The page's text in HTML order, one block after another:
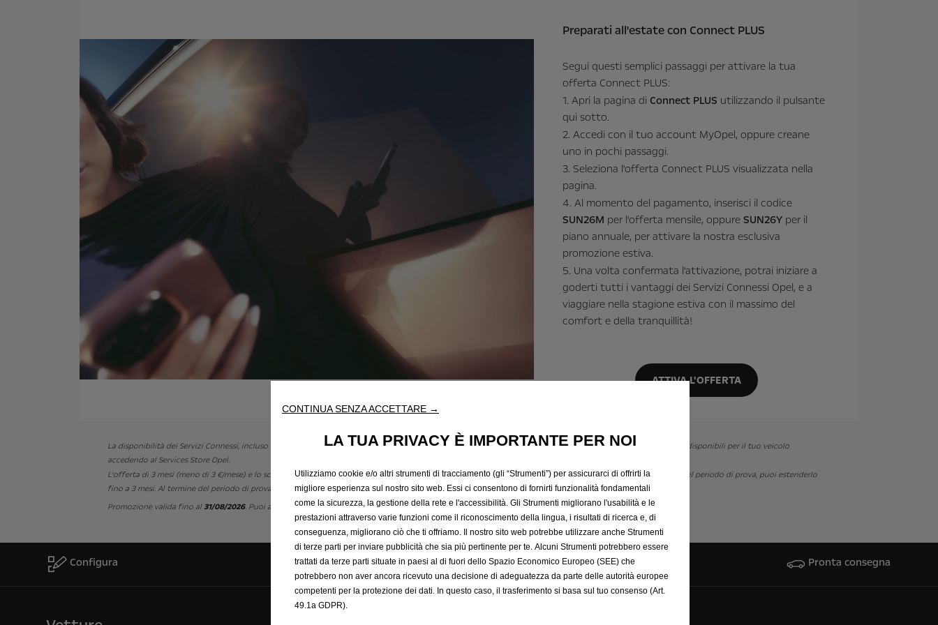
Preparati all'estate con Connect PLUS
Segui questi semplici passaggi per attivare la tua
offerta Connect PLUS:
1. Apri la pagina di Connect PLUS utilizzando il pulsante
qui sotto.
2. Accedi con il tuo account MyOpel, oppure creane
uno in pochi passaggi.
3. Seleziona l'offerta Connect PLUS visualizzata nella
pagina.
4. Al momento del pagamento, inserisci il codice
SUN26M per l'offerta mensile, oppureSUN26Y per il
piano annuale, per attivare la nostra esclusiva
promozione estiva.
5. Una volta confermata l'attivazione, potrai iniziare a
goderti tutti i vantaggi dei Servizi Connessi Opel, e a
viaggiare nella stagione estiva con il massimo del
comfort e della tranquillità!
ATTIVA L'OFFERTA
La disponibilità dei Servizi Connessi, incluso Connect PLUS, può variare in base al modello della tua Opel e alle specifiche del veicolo. Puoi visualizzare i servizi disponibili per il tuo veicolo
accedendo al Services Store Opel.
L’offerta di 3 mesi (meno di 3 €/mese) e lo sconto del 30% sul piano annuale saranno entrambi applicati al termine dell’abbonamento in corso. Se sei ancora nel periodo di prova, puoi estenderlo
fino a 3 mesi. Al termine del periodo di prova, il prezzo promozionale verrà applicato automaticamente.
Promozione valida fino al31/08/2026. Puoi annullare l’abbonamento in qualsiasi momento.
Configura Contatta il Concessionario Pronta consegna
CONTINUA SENZA ACCETTARE →
LA TUA PRIVACY È IMPORTANTE PER NOI
Utilizziamo cookie e/o altri strumenti di tracciamento (gli “Strumenti”) per assicurarci di offrirti la
migliore esperienza sul nostro sito web. Essi ci consentono di fornirti funzionalità fondamentali
come la sicurezza, la gestione della rete e l'accessibilità. Gli Strumenti migliorano l'usabilità e le
prestazioni attraverso varie funzioni come il riconoscimento della lingua, i risultati di ricerca e, di
conseguenza, migliorano ciò che ti offriamo. Il nostro sito web potrebbe utilizzare anche Strumenti
di terze parti per inviare pubblicità che sia più pertinente per te. Alcuni Strumenti potrebbero essere
trattati da terze parti situate in paesi al di fuori dello Spazio Economico Europeo (SEE) che
potrebbero non aver ancora ricevuto una decisione di adeguatezza da parte delle autorità europee
competenti per la protezione dei dati. In questo caso, il trasferimento si basa sul tuo consenso (Art.
49.1a GDPR).